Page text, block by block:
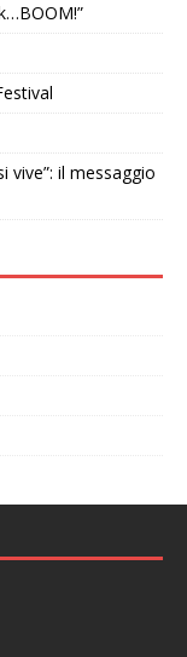
vive”: il messaggio